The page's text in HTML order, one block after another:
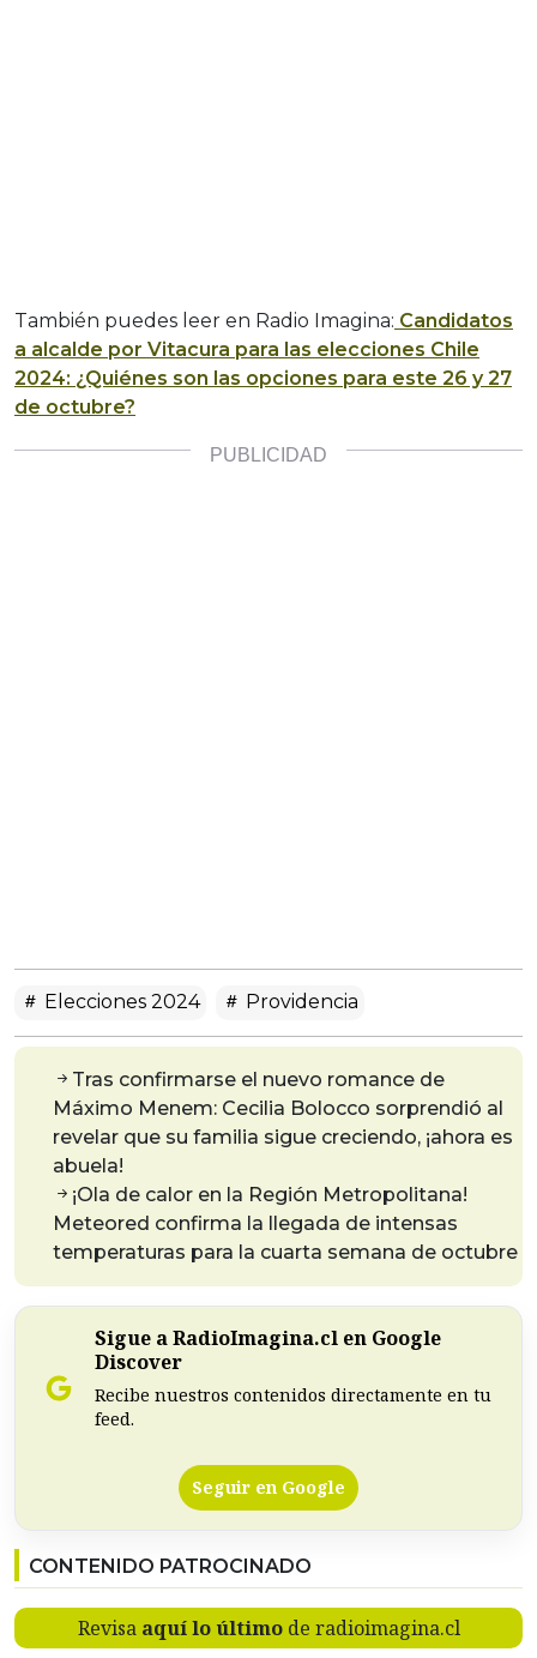
También puedes leer en Radio Imagina: Candidatos
a alcalde por Vitacura para las elecciones Chile
2024: ¿Quiénes son las opciones para este 26 y 27
de octubre?
Elecciones 2024 Providencia
Tras confirmarse el nuevo romance de
Máximo Menem: Cecilia Bolocco sorprendió al
revelar que su familia sigue creciendo, ¡ahora es
abuela!
¡Ola de calor en la Región Metropolitana!
Meteored confirma la llegada de intensas
temperaturas para la cuarta semana de octubre
Sigue a RadioImagina.cl en Google
Discover
Recibe nuestros contenidos directamente en tu
feed.
Seguir en Google
CONTENIDO PATROCINADO
Revisa aquí lo últimode radioimagina.cl